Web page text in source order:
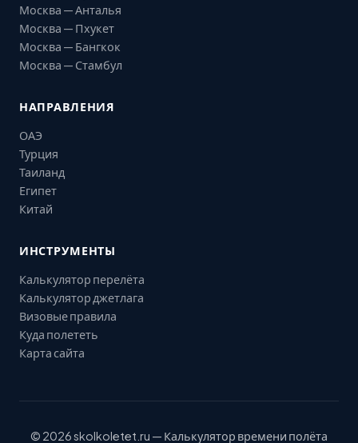
Москва — Анталья
Москва — Пхукет
Москва — Бангкок
Москва — Стамбул
НАПРАВЛЕНИЯ
ОАЭ
Турция
Таиланд
Египет
Китай
ИНСТРУМЕНТЫ
Калькулятор перелёта
Калькулятор джетлага
Визовые правила
Куда полететь
Карта сайта
© 2026 skolkoletet.ru — Калькулятор времени полёта